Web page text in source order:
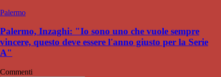
Palermo
Palermo, Inzaghi: "Io sono uno che vuole sempre
vincere, questo deve essere l'anno giusto per la Serie
A"
Commenti